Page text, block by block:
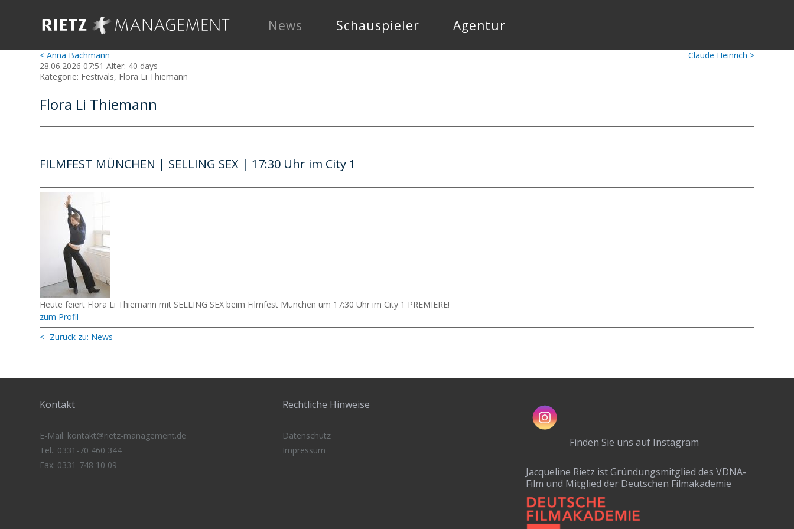
News Schauspieler Agentur
Claude Heinrich >
< Anna Bachmann
28.06.2026 07:51 Alter: 40 days
Kategorie: Festivals, Flora Li Thiemann
Flora Li Thiemann
FILMFEST MÜNCHEN | SELLING SEX | 17:30 Uhr im City 1
Heute feiert Flora Li Thiemann mit SELLING SEX beim Filmfest München um 17:30 Uhr im City 1 PREMIERE!
zum Profil
<- Zurück zu: News
Kontakt
E-Mail: kontakt@rietz-management.de
Tel.: 0331-70 460 344
Fax: 0331-748 10 09
Rechtliche Hinweise
Datenschutz
Impressum
Finden Sie uns auf Instagram
Jacqueline Rietz ist Gründungsmitglied des VDNA-
Film und Mitglied der Deutschen Filmakademie